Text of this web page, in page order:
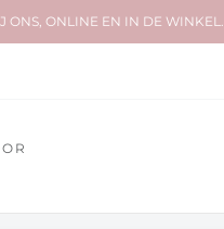
ONS, ONLINE EN IN DE WINKEL.